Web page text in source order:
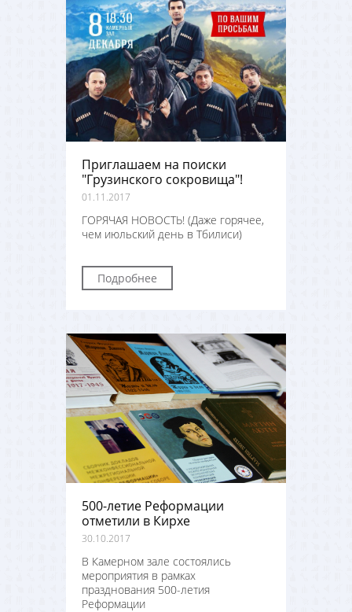
Приглашаем на поиски
"Грузинского сокровища"!
01.11.2017
ГОРЯЧАЯ НОВОСТЬ! (Даже горячее,
чем июльский день в Тбилиси)
Подробнее
500-летие Реформации
отметили в Кирхе
30.10.2017
В Камерном зале состоялись
мероприятия в рамках
празднования 500-летия
Реформации